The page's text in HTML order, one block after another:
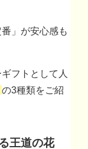
」が安心感も
フトとして人
の3種類をご紹
王道の花